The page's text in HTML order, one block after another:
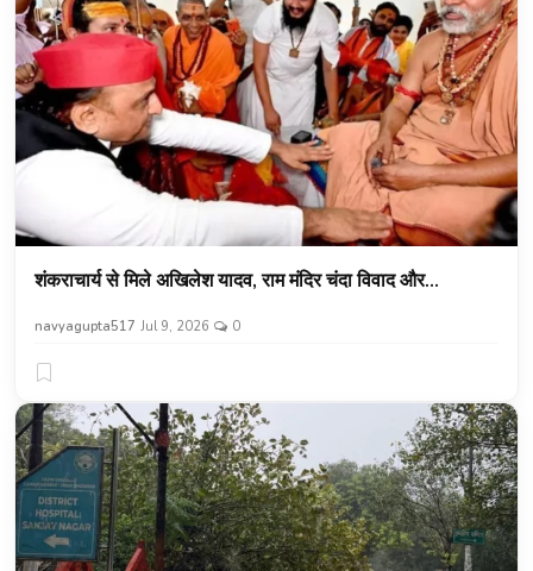
शंकराचार्य से मिले अखिलेश यादव, राम मंदिर चंदा विवाद और...
navyagupta517 Jul 9, 2026 0